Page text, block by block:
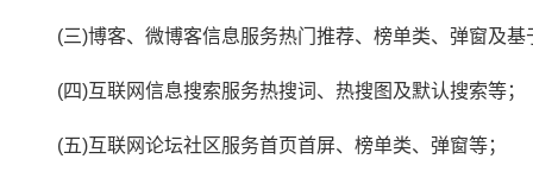
(三)博客、微博客信息服务热门推荐、榜单类、弹窗及基
(四)互联网信息搜索服务热搜词、热搜图及默认搜索等；
(五)互联网论坛社区服务首页首屏、榜单类、弹窗等；